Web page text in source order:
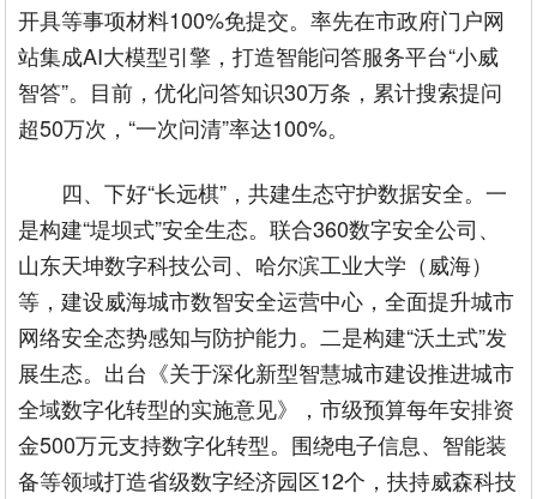
开具等事项材料100%免提交。率先在市政府门户网
站集成AI大模型引擎，打造智能问答服务平台“小威
智答”。目前，优化问答知识30万条，累计搜索提问
超50万次，“一次问清”率达100%。
四、下好“长远棋”，共建生态守护数据安全。一
是构建“堤坝式”安全生态。联合360数字安全公司、
山东天坤数字科技公司、哈尔滨工业大学（威海）
等，建设威海城市数智安全运营中心，全面提升城市
网络安全态势感知与防护能力。二是构建“沃土式”发
展生态。出台《关于深化新型智慧城市建设推进城市
全域数字化转型的实施意见》，市级预算每年安排资
金500万元支持数字化转型。围绕电子信息、智能装
备等领域打造省级数字经济园区12个，扶持威森科技